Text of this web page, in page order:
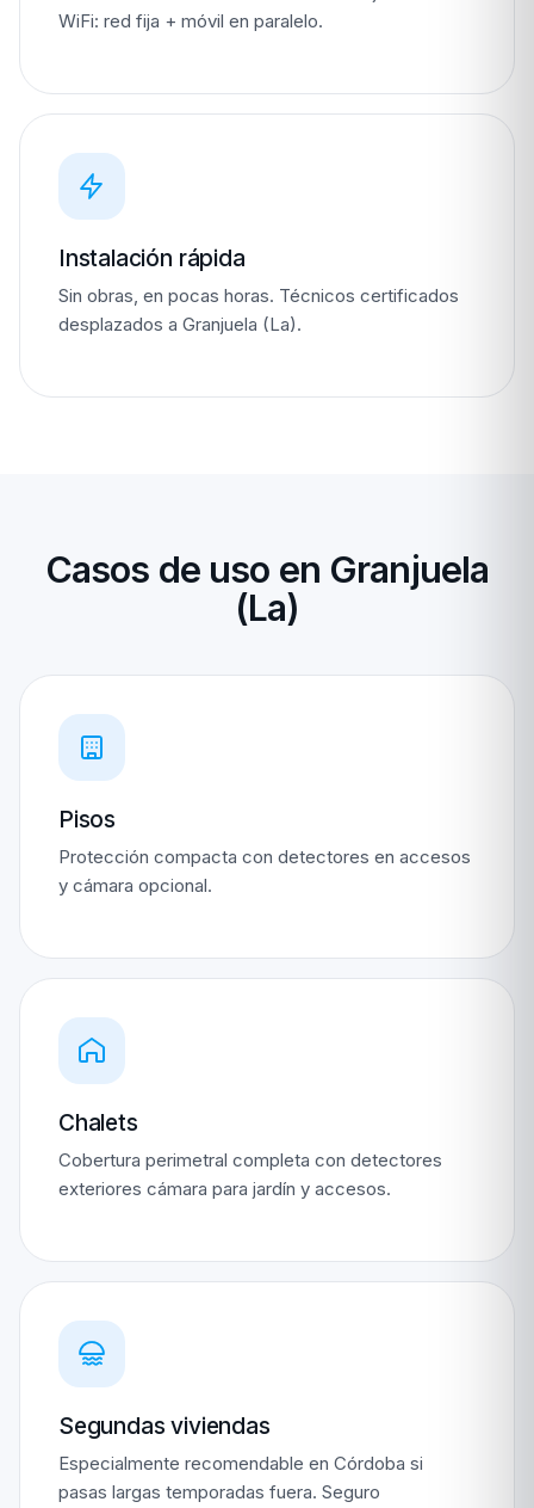
WiFi: red fija + móvil en paralelo.
Instalación rápida
Sin obras, en pocas horas. Técnicos certificados
desplazados a Granjuela (La).
Casos de uso en Granjuela
(La)
Pisos
Protección compacta con detectores en accesos
y cámara opcional.
Chalets
Cobertura perimetral completa con detectores
exteriores cámara para jardín y accesos.
Segundas viviendas
Especialmente recomendable en Córdoba si
pasas largas temporadas fuera. Seguro